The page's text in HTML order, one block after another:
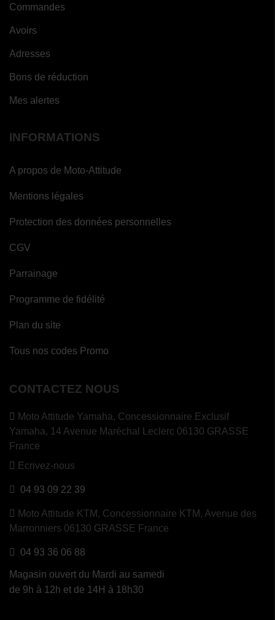
Commandes
Avoirs
Adresses
Bons de réduction
Mes alertes
INFORMATIONS
A propos de Moto-Attitude
Mentions légales
Protection des données personnelles
CGV
Parrainage
Programme de fidélité
Plan du site
Tous nos codes Promo
CONTACTEZ NOUS
Moto Attitude Yamaha, Concessionnaire Exclusif
Yamaha, 14 Avenue Maréchal Leclerc 06130 GRASSE
France
Ecrivez-nous
04 93 09 22 39
Moto Attitude KTM, Concessionnaire KTM, Avenue des
Marronniers 06130 GRASSE France
04 93 36 06 88
Magasin ouvert du Mardi au samedi
de 9h à 12h et de 14H à 18h30